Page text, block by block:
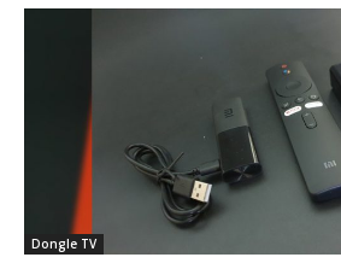
Dongle TV